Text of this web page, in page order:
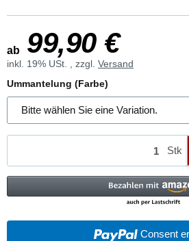
ab 99,90 €
inkl. 19% USt. , zzgl. Versand
Ummantelung (Farbe)
Bitte wählen Sie eine Variation.
Stk
Consent